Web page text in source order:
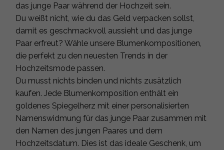
das junge Paar während der Hochzeit sein.
Du weißt nicht, wie du das Geld verpacken sollst,
damit es geschmackvoll aussieht und das junge
Paar erfreut? Wähle unsere Blumenkompositionen,
die perfekt zu den neuesten Trends in der
Hochzeitsmode passen.
Du musst nichts binden und nichts zusätzlich
kaufen. Jede Blumenkomposition enthält ein
goldenes Spiegelherz mit einer personalisierten
Namenswidmung für das junge Paar zusammen mit
den Namen des jungen Paares und dem
Hochzeitsdatum. Dies ist das ideale Geschenk, um